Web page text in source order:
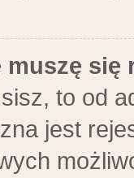
muszę się
to od
jest